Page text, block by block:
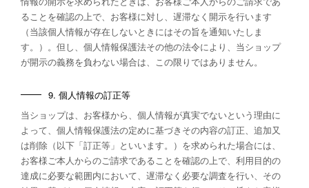
ることを確認の上で、お客様に対し、遅滞なく開示を行います
（当該個人情報が存在しないときにはその旨を通知いたしま
す。）。但し、個人情報保護法その他の法令により、当ショップ
が開示の義務を負わない場合は、この限りではありません。
9. 個人情報の訂正等
当ショップは、お客様から、個人情報が真実でないという理由に
よって、個人情報保護法の定めに基づきその内容の訂正、追加又
は削除（以下「訂正等」といいます。）を求められた場合には、
お客様ご本人からのご請求であることを確認の上で、利用目的の
達成に必要な範囲内において、遅滞なく必要な調査を行い、その